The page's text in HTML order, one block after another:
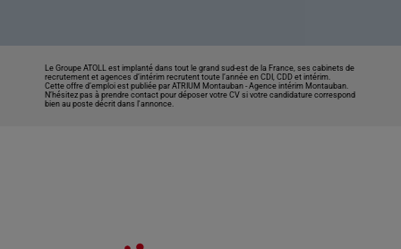
Le Groupe ATOLL est implanté dans tout le grand sud-est de la France, ses cabinets de
recrutement et agences d’intérim recrutent toute l’année en CDI, CDD et intérim.
Cette offre d’emploi est publiée par ATRIUM Montauban -Agence intérim Montauban.
N’hésitez pas à prendre contact pour déposer votre CV si votre candidature correspond
bien au poste décrit dans l'annonce.